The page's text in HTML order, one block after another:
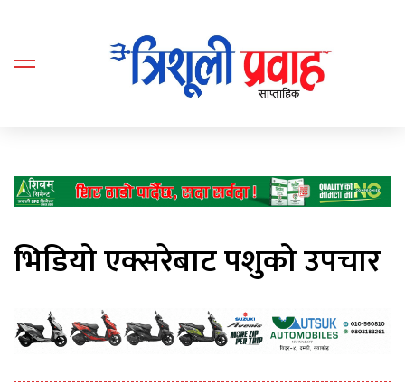
भिडियो एक्सरेबाट पशुको उपचार